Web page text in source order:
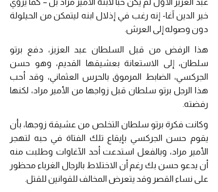
خير الدين آغا- إنه رغب في إذلال ابنه ليتمكن من الحيلولة
دون وصوله إلى العرش.
هذا الرفض من قبل السلطان عبد العزيز، دفع برتو
سلطان، إلى الاستعانة بعشيقها القديم، وهو حسن
الجركسي، الضابط المرموق بالحرس العثماني، وقد أحب
هذا الرجل برتو سلطان قبل زواجها من الأمير مراد، لكنها
رفضته.
وكانت فكرة برتو سلطان التخلص من عشيقة زوجها، بأن
يقوم حسن الجركسي بإيقاع تلك الفتاة في حبه لتهجر
الأمير مراد، وبالفعل استدعت أحد الآغاوات وطلبت منه
أن يدعو حسن بك رغم أن الاختلاط بالرجال الغرباء محظور
على نساء القصر وقد يتعرض المخالف للقوانين للقتل.